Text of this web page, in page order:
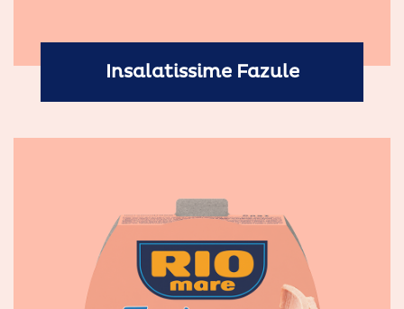
Insalatissime Fazule